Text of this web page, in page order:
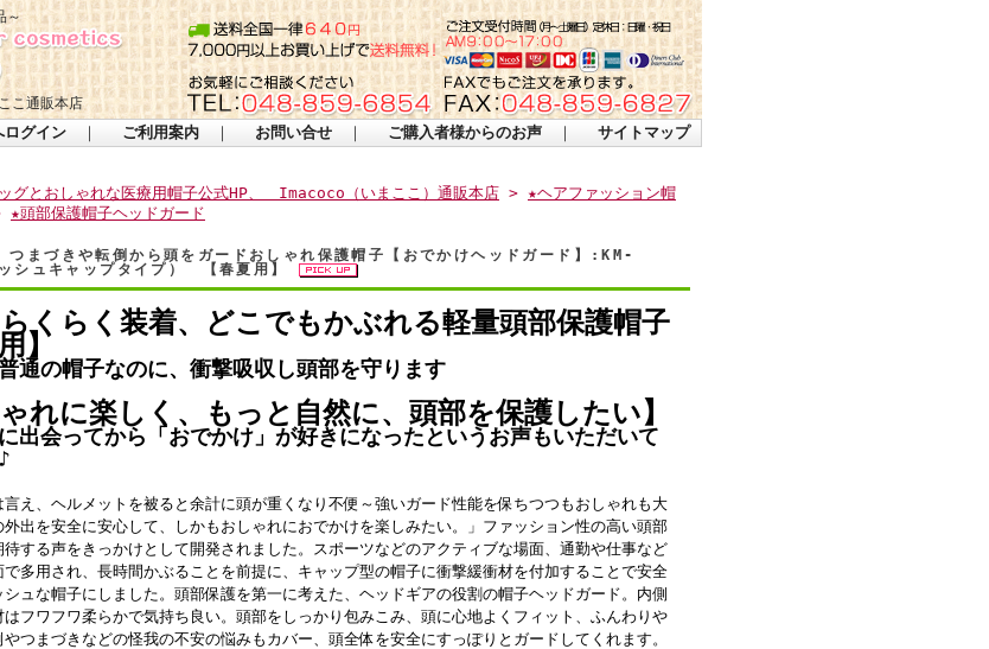
こ通販本店
～
ログイン ｜ ご利用案内 ｜ お問い合せ ｜ ご購入者様からのお声 ｜ サイトマップ
グとおしゃれな医療用帽子公式HP、 Imacoco（いまここ）通販本店 > ★ヘアファッション帽
★頭部保護帽子ヘッドガード
まづきや転倒から頭をガードおしゃれ保護帽子【おでかけヘッドガード】:KM-
シュキャップタイプ） 【春夏用】
くらく装着、どこでもかぶれる軽量頭部保護帽子
】
通の帽子なのに、衝撃吸収し頭部を守ります
ゃれに楽しく、もっと自然に、頭部を保護したい】
出会ってから「おでかけ」が好きになったというお声もいただいて
言え、ヘルメットを被ると余計に頭が重くなり不便～強いガード性能を保ちつつもおしゃれも大
外出を安全に安心して、しかもおしゃれにおでかけを楽しみたい。」ファッション性の高い頭部
待する声をきっかけとして開発されました。スポーツなどのアクティブな場面、通勤や仕事など
で多用され、長時間かぶることを前提に、キャップ型の帽子に衝撃緩衝材を付加することで安全
ュな帽子にしました。頭部保護を第一に考えた、ヘッドギアの役割の帽子ヘッドガード。内側
はフワフワ柔らかで気持ち良い。頭部をしっかり包みこみ、頭に心地よくフィット、ふんわりや
やつまづきなどの怪我の不安の悩みもカバー、頭全体を安全にすっぽりとガードしてくれます。